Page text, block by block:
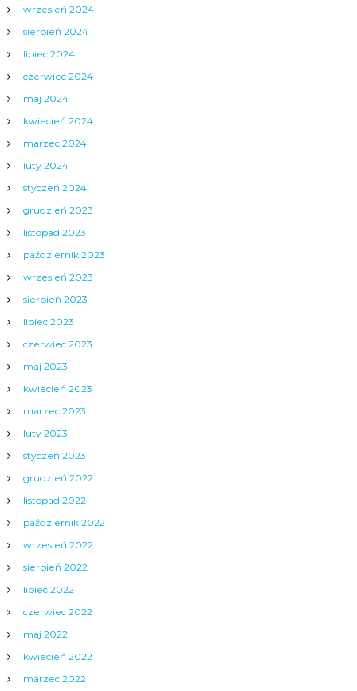
wrzesień 2024
sierpień 2024
lipiec 2024
czerwiec 2024
maj 2024
kwiecień 2024
marzec 2024
luty 2024
styczeń 2024
grudzień 2023
listopad 2023
październik 2023
wrzesień 2023
sierpień 2023
lipiec 2023
czerwiec 2023
maj 2023
kwiecień 2023
marzec 2023
luty 2023
styczeń 2023
grudzień 2022
listopad 2022
październik 2022
wrzesień 2022
sierpień 2022
lipiec 2022
czerwiec 2022
maj 2022
kwiecień 2022
marzec 2022